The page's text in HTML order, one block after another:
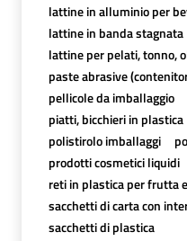
lattine in alluminio per
lattine in banda stagnata
lattine per pelati, tonno,
paste abrasive
pellicole da imballaggio
piatti, bicchieri in plastica
polistirolo imballaggi
prodotti cosmetici liquidi
reti in plastica per frutta
sacchetti di carta con
sacchetti di plastica